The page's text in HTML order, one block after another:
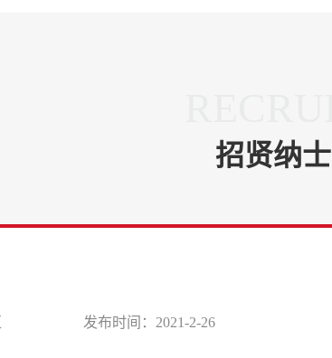
招贤纳士
发布时间：2021-2-26